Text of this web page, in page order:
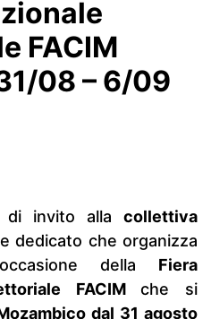
FACIM
08 – 6/09
di invito alla collettiva
dedicato che organizza
della Fiera
FACIMche si
dal 31 agosto